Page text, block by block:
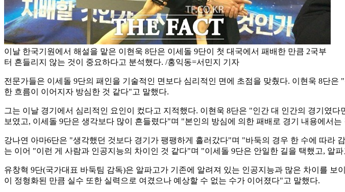
이날 한국기원에서 해설을 맡은 이현욱 8단은 이세돌 9단이 첫 대국에서 패배한 만큼 2국부
터 흔들리지 않는 것이 중요하다고 분석했다. /홍익동=서민지 기자
전문가들은 이세돌 9단의 패인을 기술적인 면보다 심리적인 면에 초점을 맞췄다. 이현욱 8단
한 흐름이 이어지자 방심한 것 같다"고 말했다.
그는 이날 경기에서 심리적인 요인이 컸다고 지적했다. 이현욱 8단은 "인간 대 인간의 경기였
보였고, 이세돌 9단은 생각보다 많이 흔들렸다"며 "본인의 방심에 의한 패배로 경기 내용에서
강나연 아마6단은 "생각했던 것보다 경기가 팽팽하게 흘러갔다"며 "바둑의 경우 한 수에 따라
는 이어 "이런 게 사람과 인공지능의 차이인 것 같다"며 "이세돌 9단은 안일한 길을 택했고, 알
유창혁 9단(국가대표 바둑팀 감독)은 알파고가 기존에 알려져 있는 인공지능과 많은 차이를
이 정형화된 만큼 실수 또한 실력으로 여겼으나 예상할 수 없는 수가 이어졌다"고 말했다.